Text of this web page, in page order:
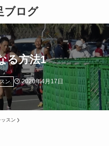
ブログ
る方法1
ン 2020年4月17日
スン